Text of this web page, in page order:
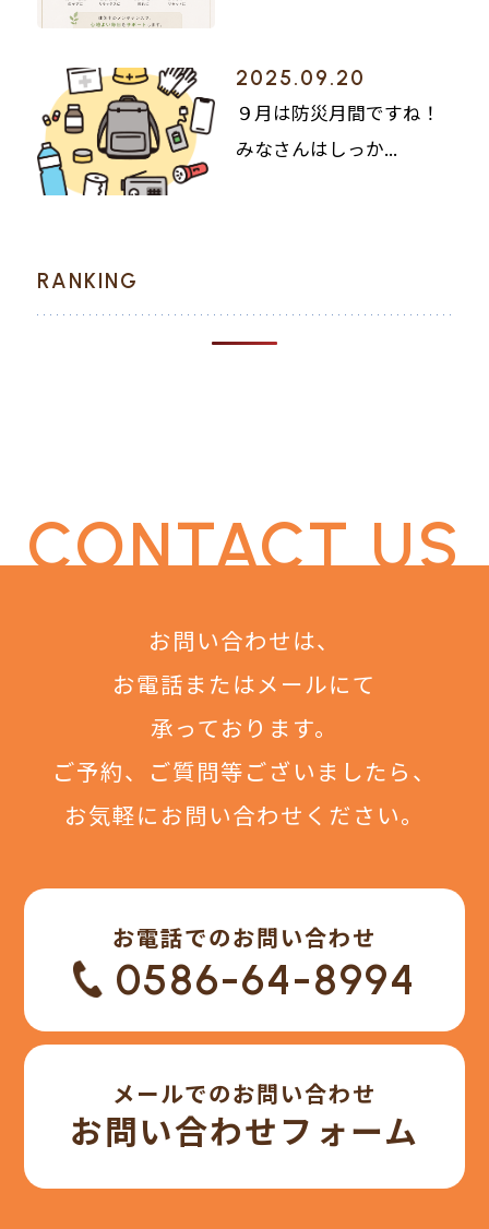
2025.09.20
９月は防災月間ですね！
みなさんはしっか...
RANKING
CONTACT US
お問い合わせは、
お電話またはメールにて
承っております。
ご予約、ご質問等ございましたら、
お気軽にお問い合わせください。
お電話でのお問い合わせ
0586-64-8994
メールでのお問い合わせ
お問い合わせフォーム